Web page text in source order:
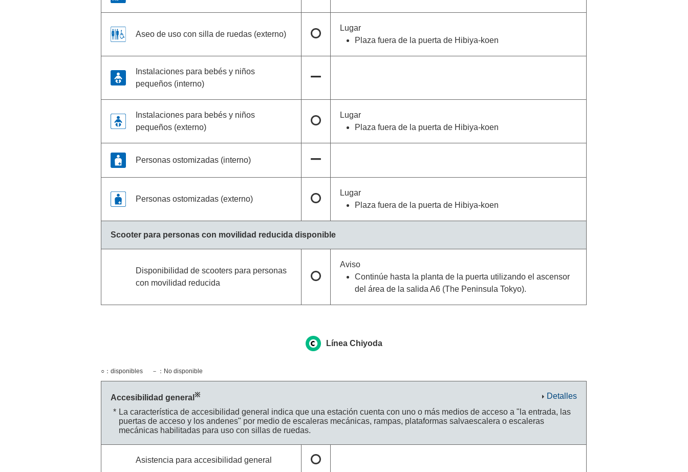
Aseo de uso con silla de ruedas (externo)
Lugar
Plaza fuera de la puerta de Hibiya-koen
Instalaciones para bebés y niños
pequeños (interno)
Instalaciones para bebés y niños
pequeños (externo)
Lugar
Plaza fuera de la puerta de Hibiya-koen
Personas ostomizadas (interno)
Personas ostomizadas (externo)
Lugar
Plaza fuera de la puerta de Hibiya-koen
Scooter para personas con movilidad reducida disponible
Disponibilidad de scooters para personas
con movilidad reducida
Aviso
Continúe hasta la planta de la puerta utilizando el ascensor
del área de la salida A6 (The Peninsula Tokyo).
Línea Chiyoda
○：disponibles －：No disponible
Accesibilidad general※
Detalles
La característica de accesibilidad general indica que una estación cuenta con uno o más medios de acceso a "la entrada, las
puertas de acceso y los andenes" por medio de escaleras mecánicas, rampas, plataformas salvaescalera o escaleras
mecánicas habilitadas para uso con sillas de ruedas.
Asistencia para accesibilidad general